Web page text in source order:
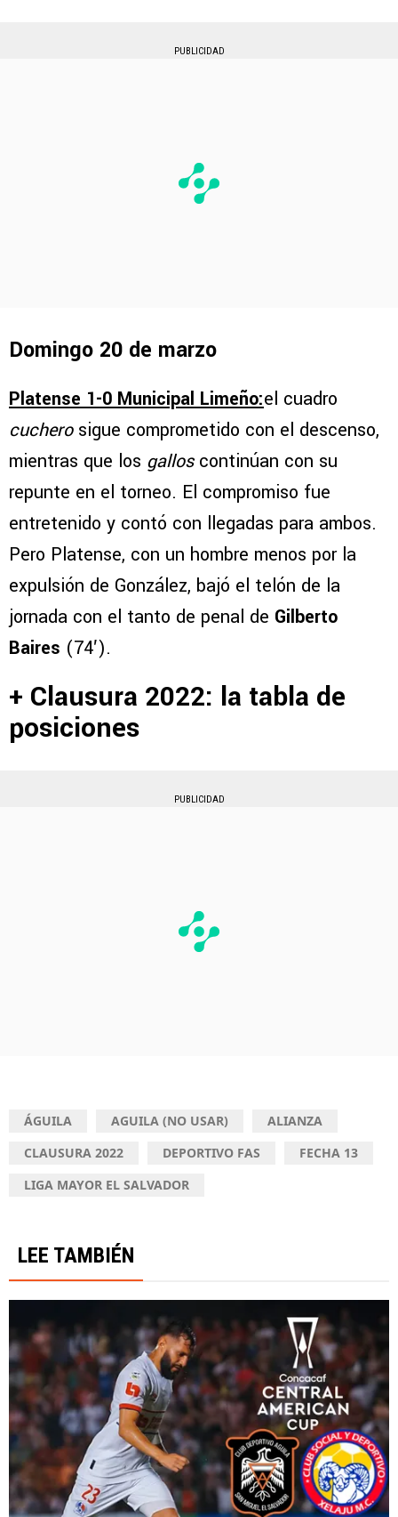
PUBLICIDAD
Domingo 20 de marzo
Platense 1-0 Municipal Limeño:el cuadro
cuchero sigue comprometido con el descenso,
mientras que los galloscontinúan con su
repunte en el torneo. El compromiso fue
entretenido y contó con llegadas para ambos.
Pero Platense, con un hombre menos por la
expulsión de González, bajó el telón de la
jornada con el tanto de penal de Gilberto
Baires (74′).
+ Clausura 2022: la tabla de
posiciones
PUBLICIDAD
ÁGUILA AGUILA (NO USAR)
ALIANZA
CLAUSURA 2022
DEPORTIVO FAS
FECHA 13
LIGA MAYOR EL SALVADOR
LEE TAMBIÉN